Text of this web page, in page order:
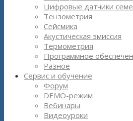
Цифровые датчики
Тензометрия
Сейсмика
Акустическая эмиссия
Термометрия
Программное
Разное
Сервис и обучение
Форум
DEMO-режим
Вебинары
Видеоуроки